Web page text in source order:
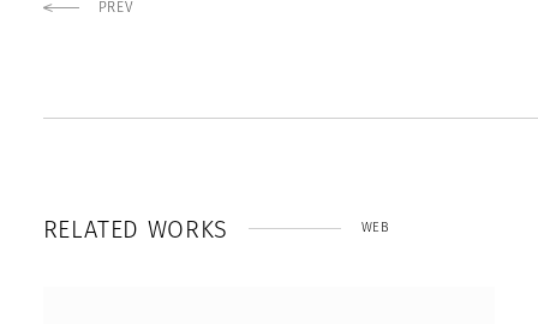
PREV
RELA T ED WO R KS WEB